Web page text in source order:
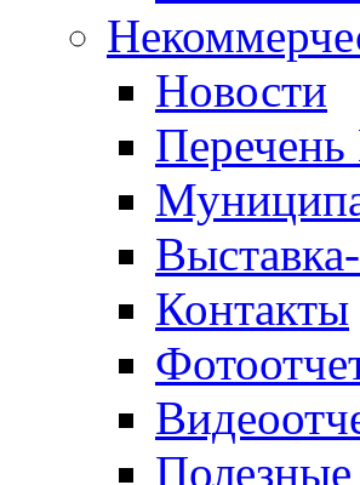
Новости
Контакты